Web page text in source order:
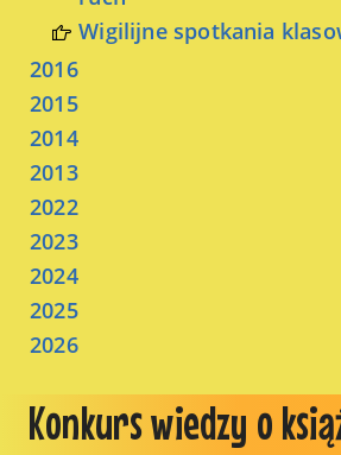
Wigilijne spotkania
2016
2015
2014
2013
2022
2023
2024
2025
2026
Konkurs wiedzy o